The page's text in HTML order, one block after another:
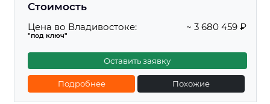
Стоимость
Цена во Владивостоке:
"под ключ"
~ 3 680 459 ₽
Оставить заявку
Подробнее Похожие